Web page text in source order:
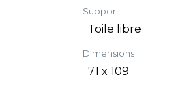
Support
Toile libre
Dimensions
71 x 109